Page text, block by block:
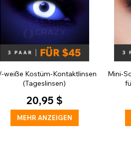
weiße Kostüm-Kontaktlinsen
(Tageslinsen)
20,95 $
MEHR ANZEIGEN
Mini-